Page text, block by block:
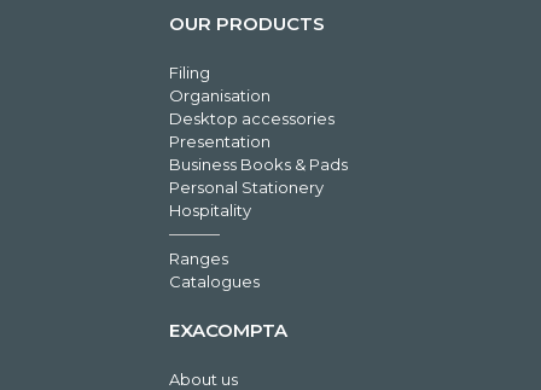
OUR PRODUCTS
Filing
Organisation
Desktop accessories
Presentation
Business Books & Pads
Personal Stationery
Hospitality
Ranges
Catalogues
EXACOMPTA
About us